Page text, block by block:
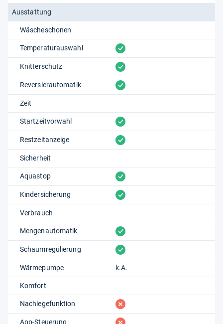
Ausstattung
Wäscheschonen
Temperaturauswahl vorhanden
Knitterschutz vorhanden
Reversierautomatik vorhanden
Zeit
Startzeitvorwahl vorhanden
Restzeitanzeige vorhanden
Sicherheit
Aquastop vorhanden
Kindersicherung vorhanden
Verbrauch
Mengenautomatik vorhanden
Schaumregulierung vorhanden
Wärmepumpe k.A.
Komfort
Nachlegefunktion fehlt
App-Steuerung